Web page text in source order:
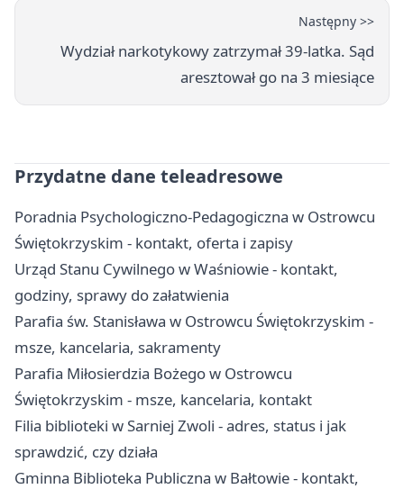
Następny >>
Wydział narkotykowy zatrzymał 39-latka. Sąd
aresztował go na 3 miesiące
Przydatne dane teleadresowe
Poradnia Psychologiczno-Pedagogiczna w Ostrowcu
Świętokrzyskim - kontakt, oferta i zapisy
Urząd Stanu Cywilnego w Waśniowie - kontakt,
godziny, sprawy do załatwienia
Parafia św. Stanisława w Ostrowcu Świętokrzyskim -
msze, kancelaria, sakramenty
Parafia Miłosierdzia Bożego w Ostrowcu
Świętokrzyskim - msze, kancelaria, kontakt
Filia biblioteki w Sarniej Zwoli - adres, status i jak
sprawdzić, czy działa
Gminna Biblioteka Publiczna w Bałtowie - kontakt,